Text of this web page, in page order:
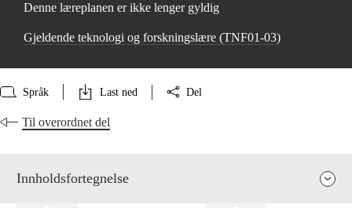
Denne læreplanen er ikke lenger gyldig
Gjeldende teknologi og forskningslære (TNF01‑03)
Språk Last ned Del
Til overordnet del
Innholdsfortegnelse